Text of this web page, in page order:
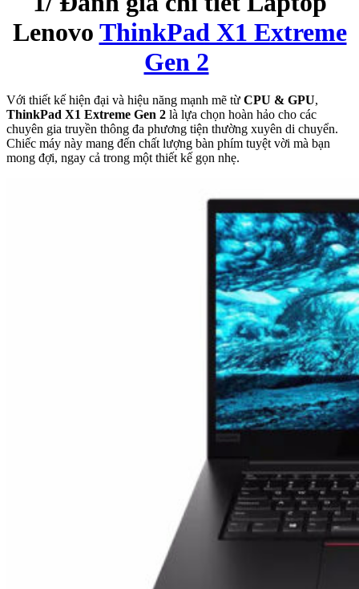
Lenovo ThinkPad X1 Extreme
Gen 2
Với thiết kế hiện đại và hiệu năng mạnh mẽ từ CPU & GPU,
ThinkPad X1 Extreme Gen 2 là lựa chọn hoàn hảo cho các
chuyên gia truyền thông đa phương tiện thường xuyên di chuyển.
Chiếc máy này mang đến chất lượng bàn phím tuyệt vời mà bạn
mong đợi, ngay cả trong một thiết kế gọn nhẹ.